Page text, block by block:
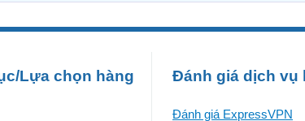
Lựa chọn hàng
Đánh giá dịch vụ
Đánh giá ExpressVPN